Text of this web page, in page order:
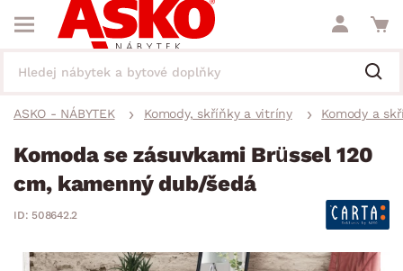
ASKO - NÁBYTEK Komody, skříňky a vitríny Komody a
Komoda se zásuvkami Brüssel 120
cm, kamenný dub/šedá
ID: 508642.2